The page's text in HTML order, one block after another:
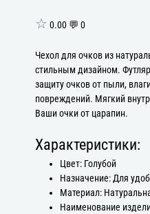
☆ 0.00 💬 0
Чехол для очков из
стильным дизайном.
защиту очков от пыли,
повреждений. Мягкий
Ваши очки от царапин.
Характеристики:
Цвет: Голубой
Назначение: Для
Материал:
Наименование